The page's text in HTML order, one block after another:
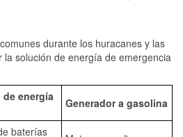
durante los huracanes y las
solución de energía de emergencia
energía
Generador a gasolina
baterías